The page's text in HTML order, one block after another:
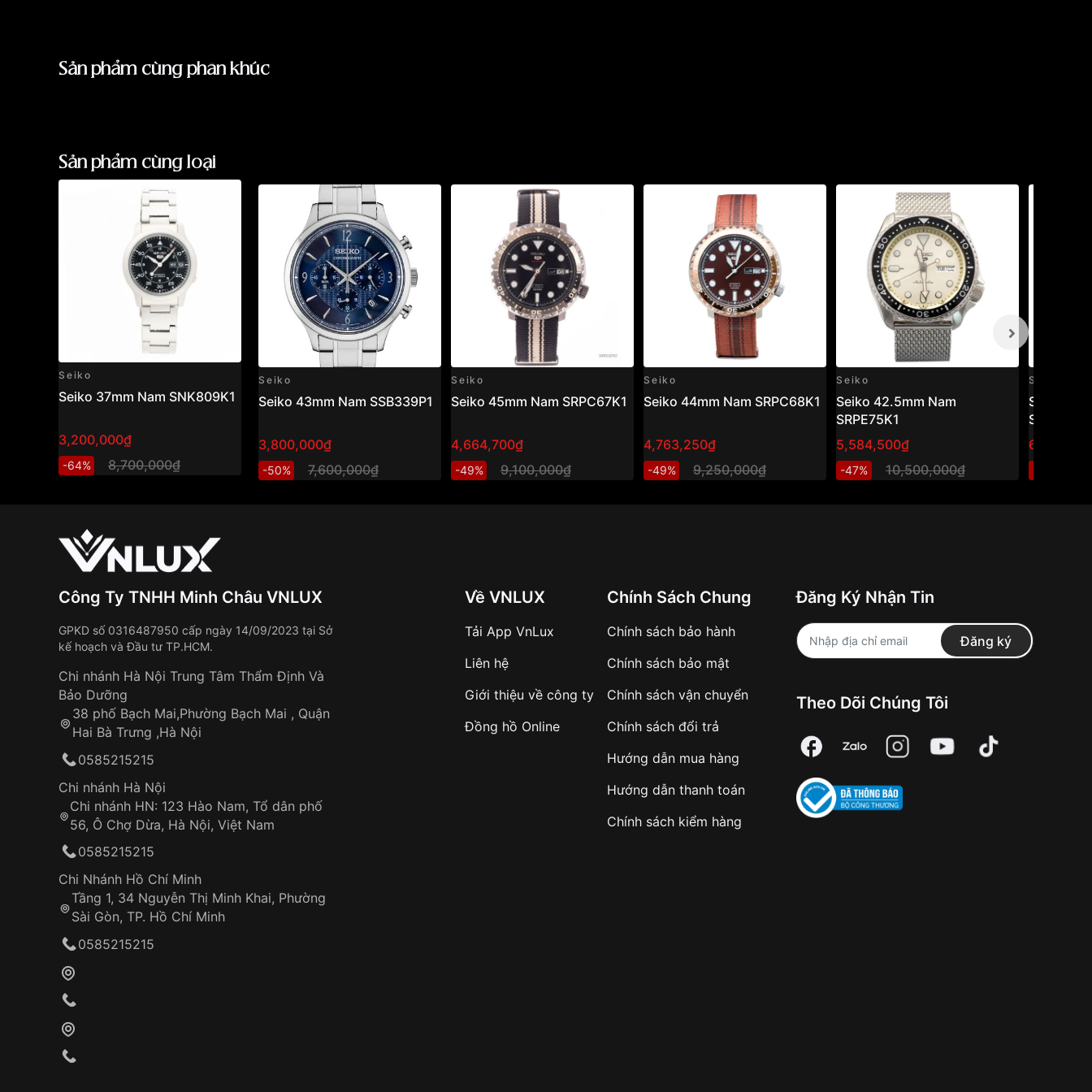
Sản phẩm cùng phân khúc
Sản phẩm cùng loại
Seiko
Seiko 37mm Nam SNK809K1
3,200,000₫
-64% 8,700,000₫
Seiko
Seiko 43mm Nam SSB339P1
3,800,000₫
-50% 7,600,000₫
Seiko
Seiko 45mm Nam SRPC67K1
4,664,700₫
-49% 9,100,000₫
Seiko
Seiko 44mm Nam SRPC68K1
4,763,250₫
-49% 9,250,000₫
Seiko
Seiko 42.5mm Nam
SRPE75K1
5,584,500₫
-47% 10,500,000₫
Seiko
Seiko
SRPD61K1
Công Ty TNHH Minh Châu VNLUX
GPKD số 0316487950 cấp ngày 14/09/2023 tại Sở
kế hoạch và Đầu tư TP.HCM.
Chi nhánh Hà Nội Trung Tâm Thẩm Định Và
Bảo Dưỡng
38 phố Bạch Mai,Phường Bạch Mai , Quận
Hai Bà Trưng ,Hà Nội
0585215215
Chi nhánh Hà Nội
Chi nhánh HN: 123 Hào Nam, Tổ dân phố
56, Ô Chợ Dừa, Hà Nội, Việt Nam
0585215215
Chi Nhánh Hồ Chí Minh
Tầng 1, 34 Nguyễn Thị Minh Khai, Phường
Sài Gòn, TP. Hồ Chí Minh
0585215215
Về VNLUX
Tải App VnLux
Liên hệ
Giới thiệu về công ty
Đồng hồ Online
Chính Sách Chung
Chính sách bảo hành
Chính sách bảo mật
Chính sách vận chuyển
Chính sách đổi trả
Hướng dẫn mua hàng
Hướng dẫn thanh toán
Chính sách kiểm hàng
Đăng Ký Nhận Tin
Đăng ký
Theo Dõi Chúng Tôi